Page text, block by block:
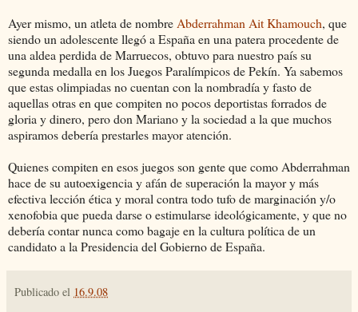
Ayer mismo, un atleta de nombre Abderrahman Ait Khamouch, que
siendo un adolescente llegó a España en una patera procedente de
una aldea perdida de Marruecos, obtuvo para nuestro país su
segunda medalla en los Juegos Paralímpicos de Pekín. Ya sabemos
que estas olimpiadas no cuentan con la nombradía y fasto de
aquellas otras en que compiten no pocos deportistas forrados de
gloria y dinero, pero don Mariano y la sociedad a la que muchos
aspiramos debería prestarles mayor atención.
Quienes compiten en esos juegos son gente que como Abderrahman
hace de su autoexigencia y afán de superación la mayor y más
efectiva lección ética y moral contra todo tufo de marginación y/o
xenofobia que pueda darse o estimularse ideológicamente, y que no
debería contar nunca como bagaje en la cultura política de un
candidato a la Presidencia del Gobierno de España.
Publicado el 16.9.08